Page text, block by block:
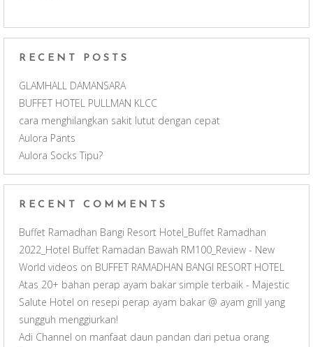
m
n
e
RECENT POSTS
GLAMHALL DAMANSARA
BUFFET HOTEL PULLMAN KLCC
cara menghilangkan sakit lutut dengan cepat
Aulora Pants
Aulora Socks Tipu?
RECENT COMMENTS
Buffet Ramadhan Bangi Resort Hotel_Buffet Ramadhan
2022_Hotel Buffet Ramadan Bawah RM100_Review - New
World videos on BUFFET RAMADHAN BANGI RESORT HOTEL
Atas 20+ bahan perap ayam bakar simple terbaik - Majestic
Salute Hotel on resepi perap ayam bakar @ ayam grill yang
sungguh menggiurkan!
Adi Channel on manfaat daun pandan dari petua orang